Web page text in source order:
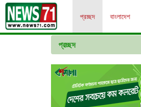
প্রচ্ছদ বাংলাদেশ
প্রচ্ছদ